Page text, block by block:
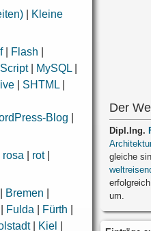
Kleine
| Flash
| MySQL|
SHTML|
Blog
rosa rot|
Bremen
Fulda Fürth
| Kiel
Der
Dipl.Ing.
gleiche
um.